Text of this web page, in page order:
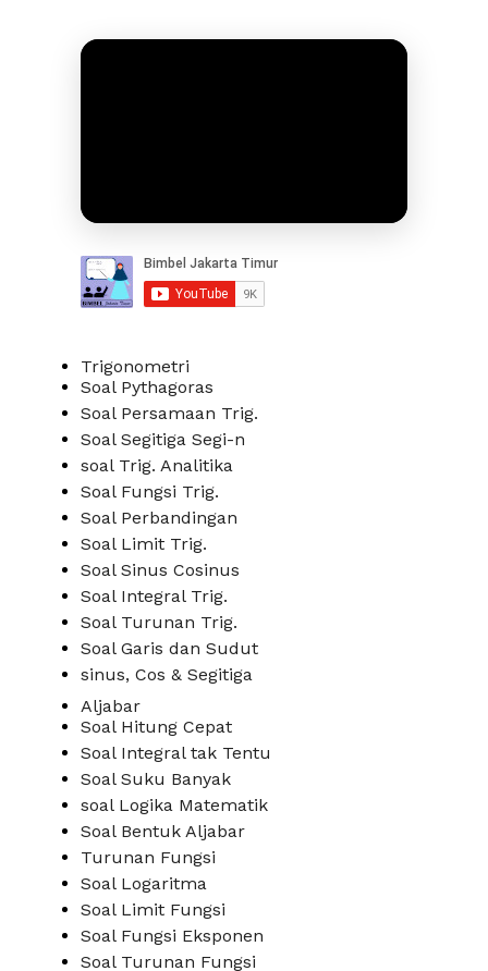
Trigonometri
Soal Pythagoras
Soal Persamaan Trig.
Soal Segitiga Segi-n
soal Trig. Analitika
Soal Fungsi Trig.
Soal Perbandingan
Soal Limit Trig.
Soal Sinus Cosinus
Soal Integral Trig.
Soal Turunan Trig.
Soal Garis dan Sudut
sinus, Cos & Segitiga
Aljabar
Soal Hitung Cepat
Soal Integral tak Tentu
Soal Suku Banyak
soal Logika Matematik
Soal Bentuk Aljabar
Turunan Fungsi
Soal Logaritma
Soal Limit Fungsi
Soal Fungsi Eksponen
Soal Turunan Fungsi